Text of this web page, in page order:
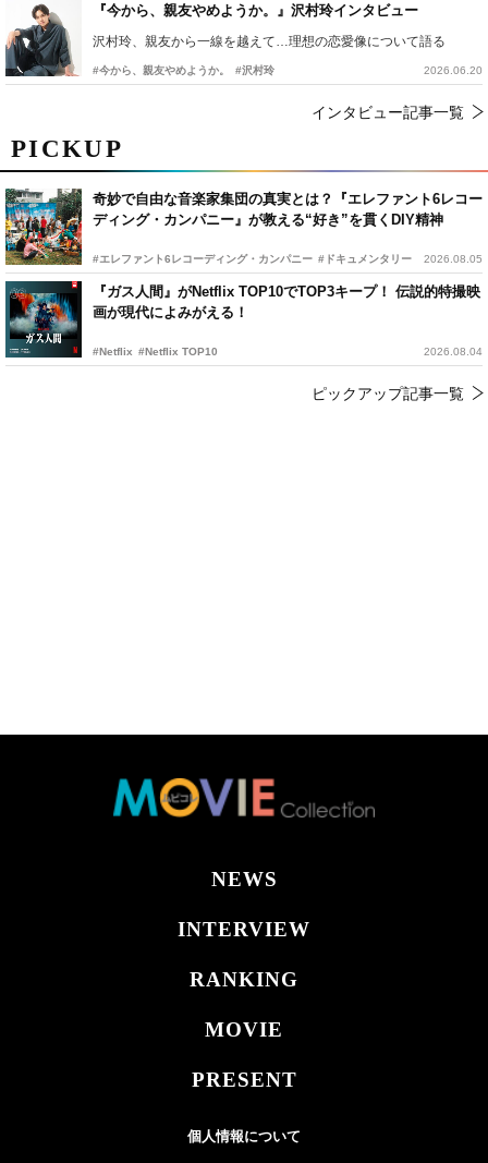
PICKUP
奇妙で自由な音楽家集団の真実とは？『エレファント6レコー
ディング・カンパニー』が教える“好き”を貫くDIY精神
#エレファント6レコーディング・カンパニー #ドキュメンタリー 2026.08.05
『ガス人間』がNetflix TOP10でTOP3キープ！ 伝説的特撮映
画が現代によみがえる！
#Netflix #Netflix TOP10 2026.08.04
ピックアップ記事一覧
『今から、親友やめようか。』沢村玲インタビュー
沢村玲、親友から一線を越えて…理想の恋愛像について語る
#今から、親友やめようか。 #沢村玲 2026.06.20
インタビュー記事一覧
NEWS
INTERVIEW
RANKING
MOVIE
PRESENT
個人情報について